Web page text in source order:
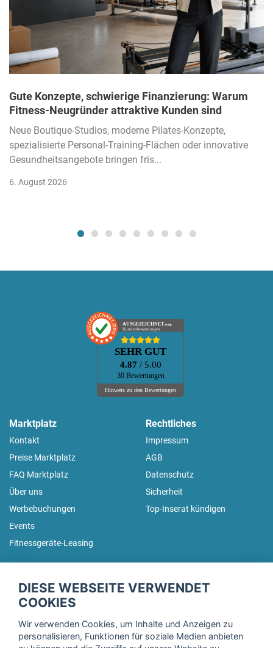
Gute Konzepte, schwierige Finanzierung: Warum
Fitness-Neugründer attraktive Kunden sind
Neue Boutique-Studios, moderne Pilates-Konzepte,
spezialisierte Personal-Training-Flächen oder innovative
Gesundheitsangebote bringen fris...
6. August 2026
AUSGEZEICHNET.org
Kundenbewertungen
SEHR GUT
4.87 / 5.00
30 Bewertungen
Hinweis zu den Bewertungen
Marktplatz
Kontakt
Preise Marktplatz
FAQ Marktplatz
Über uns
Werbebuchungen
Events
Fitnessgeräte-Leasing
Rechtliches
Impressum
AGB
Datenschutz
Sicherheit
Top-Inserat kündigen
Trage dich hier für unseren Newsletter ein und erhalte regelmäßig
DIESE WEBSEITE VERWENDET
COOKIES
Wir verwenden Cookies, um Inhalte und Anzeigen zu
personalisieren, Funktionen für soziale Medien anbieten